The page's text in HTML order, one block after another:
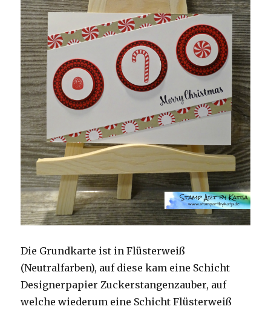
Die Grundkarte ist in Flüsterweiß
(Neutralfarben), auf diese kam eine Schicht
Designerpapier Zuckerstangenzauber, auf
welche wiederum eine Schicht Flüsterweiß